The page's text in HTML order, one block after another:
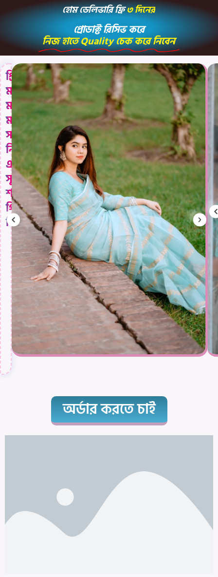
হোম ডেলিভারি ফ্রি৩দনরজন
প্রোডাক্ট রিসিভ করে
নিজ হাতে Quality চেক করে নিবেন
প্রিয়
মানুষকে
মনের
মতো
সাজিয়ে
নিন
এই
সুন্দর
শাড়িটি
গিফট
দিয়ে।
অর্ডার করতে চাই